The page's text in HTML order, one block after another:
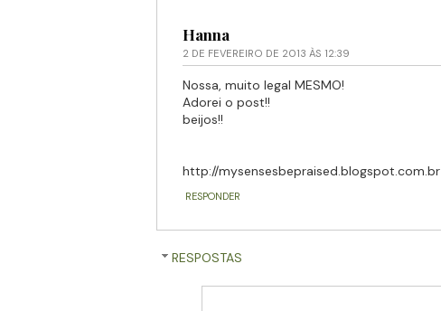
Hanna
2 DE FEVEREIRO DE 2013 ÀS 12:39
Nossa, muito legal MESMO!
Adorei o post!!
beijos!!
http://mysensesbepraised.blogspot.com.br
RESPONDER
RESPOSTAS